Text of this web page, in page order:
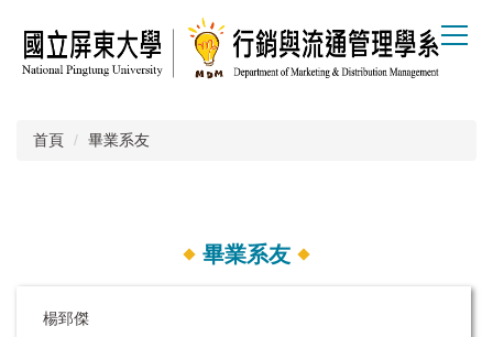
主
首頁 畢業系友
畢業系友
楊郅傑